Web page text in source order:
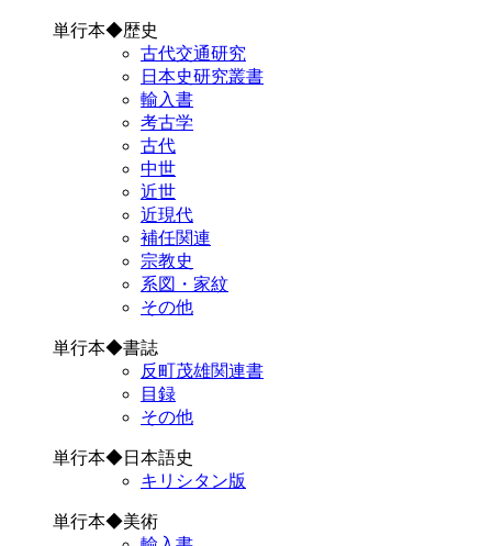
単行本◆歴史
古代交通研究
日本史研究叢書
輸入書
考古学
古代
中世
近世
近現代
補任関連
宗教史
系図・家紋
その他
単行本◆書誌
反町茂雄関連書
目録
その他
単行本◆日本語史
キリシタン版
単行本◆美術